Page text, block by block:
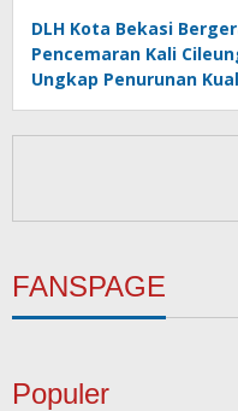
DLH Kota Bekasi
Pencemaran Kali
Ungkap Penurunan
FANSPAGE
Populer